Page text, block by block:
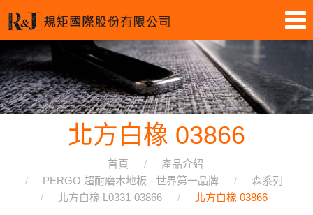
北方白橡 03866
首頁
產品介紹
PERGO 超耐磨木地板 - 世界第一品牌
森系列
北方白橡 L0331-03866
北方白橡 03866